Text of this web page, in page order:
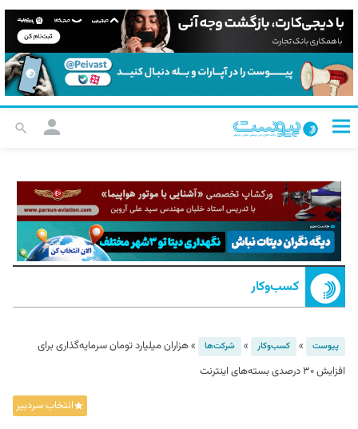
کسب‌و‌کار
پیوست » کسب‌و‌کار » شرکت‌ها »هزاران میلیارد تومان سرمایه‌گذاری برای
افزایش ۳۰ درصدی بسته‌های اینترنت
انتخاب سردبیر